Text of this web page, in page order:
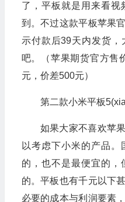
了，平板就是用来看视
到。不过这款平板苹果
示付款后39天内发货
吧。（苹果期货官方售
元，价差500元）
第二款小米平板
如果大家不喜欢苹
以考虑下小米的产品
的，也不是最便宜的，
的。平板也有千元以下
必要的成本与利润要素